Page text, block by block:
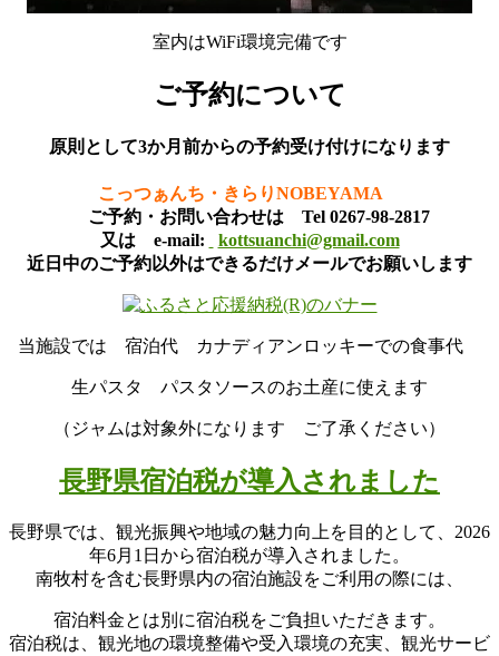
室内はWiFi環境完備です
ご予約について
原則として3か月前からの予約受け付けになります
こっつぁんち・きらりNOBEYAMA
ご予約・お問い合わせは Tel 0267-98-2817
又は e-mail:
kottsuanchi@gmail.com
近日中のご予約以外はできるだけメールでお願いします
当施設では 宿泊代 カナディアンロッキーでの食事代
生パスタ パスタソースのお土産に使えます
（ジャムは対象外になります ご了承ください）
長野県宿泊税が導入されました
長野県では、観光振興や地域の魅力向上を目的として、2026
年6月1日から宿泊税が導入されました。
南牧村を含む長野県内の宿泊施設をご利用の際には、
宿泊料金とは別に宿泊税をご負担いただきます。
宿泊税は、観光地の環境整備や受入環境の充実、観光サービ